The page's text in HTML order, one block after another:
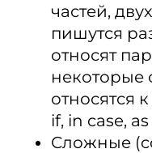
частей,
пишутся
относят
некоторые
относятся
if, in case,
Сложные